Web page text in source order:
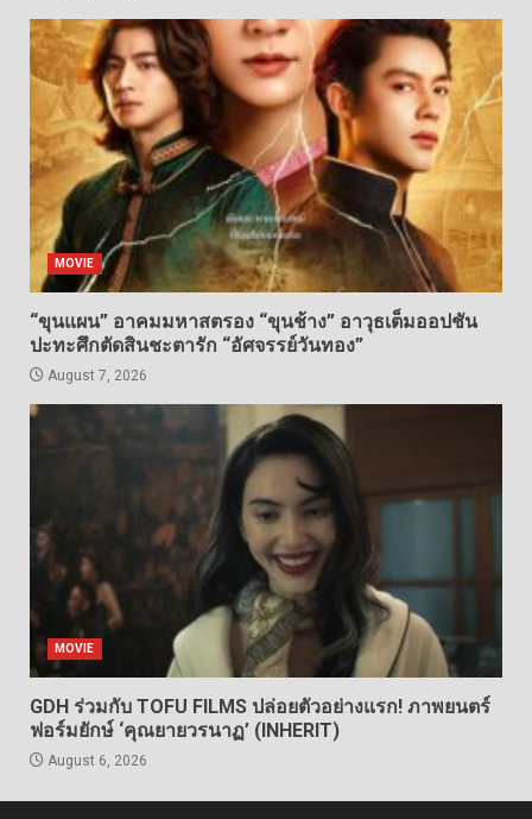
MOVIE
“ขุนแผน” อาคมมหาสตรอง “ขุนช้าง” อาวุธเต็มออปชัน
ปะทะศึกตัดสินชะตารัก “อัศจรรย์วันทอง”
August 7, 2026
MOVIE
GDH ร่วมกับ TOFU FILMS ปล่อยตัวอย่างแรก! ภาพยนตร์
ฟอร์มยักษ์ ‘คุณยายวรนาฏ’ (INHERIT)
August 6, 2026